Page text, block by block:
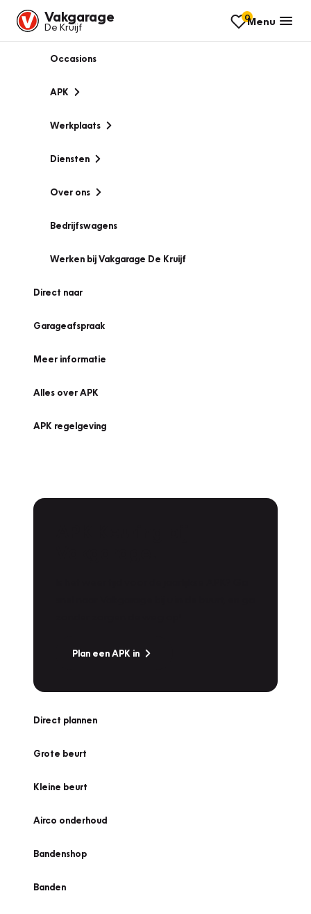
Vakgarage
De Kruijf
0Menu
Occasions
APK
Werkplaats
Diensten
Over ons
Bedrijfswagens
Werken bij Vakgarage De Kruijf
Direct naar
Garageafspraak
Meer informatie
Alles over APK
APK regelgeving
Plan een APK in
Direct plannen
Grote beurt
Kleine beurt
Airco onderhoud
Bandenshop
Banden